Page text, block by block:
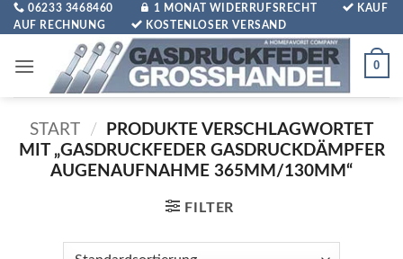
Zum
Inhalt
06233 3468460 1 MONAT WIDERRUFSRECHT
KAUF
AUF RECHNUNG
KOSTENLOSER VERSAND
0
START /
PRODUKTE VERSCHLAGWORTET
MIT „GASDRUCKFEDER GASDRUCKDÄMPFER
AUGENAUFNAHME 365MM/130MM“
FILTER